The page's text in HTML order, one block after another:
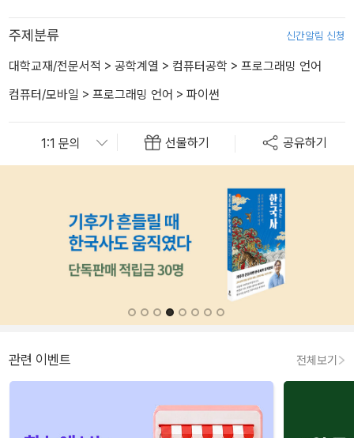
주제분류 신간알림 신청
대학교재/전문서적 > 공학계열 > 컴퓨터공학 > 프로그래밍 언어
컴퓨터/모바일 > 프로그래밍 언어 > 파이썬
선물하기 공유하기
관련 이벤트 전체보기